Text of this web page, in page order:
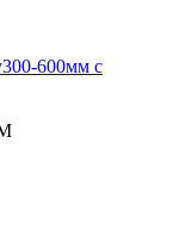
600мм с